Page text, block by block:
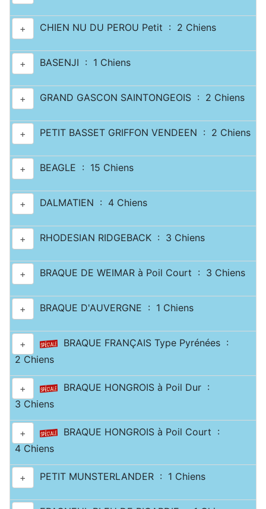
+ CHIEN NU DU PEROU Petit : 2 Chiens
+ BASENJI : 1 Chiens
+ GRAND GASCON SAINTONGEOIS : 2 Chiens
+ PETIT BASSET GRIFFON VENDEEN : 2 Chiens
+ BEAGLE : 15 Chiens
+ DALMATIEN : 4 Chiens
+ RHODESIAN RIDGEBACK : 3 Chiens
+ BRAQUE DE WEIMAR à Poil Court : 3 Chiens
+ BRAQUE D'AUVERGNE : 1 Chiens
+
BRAQUE FRANÇAIS Type Pyrénées :
2 Chiens
+
BRAQUE HONGROIS à Poil Dur :
3 Chiens
+
BRAQUE HONGROIS à Poil Court :
4 Chiens
+ PETIT MUNSTERLANDER : 1 Chiens